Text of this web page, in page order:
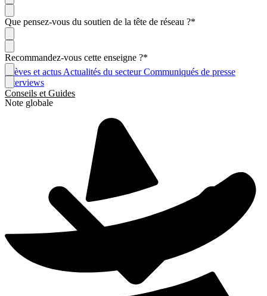
Brèves et actus Actualités du secteurCommuniqués de presse
Interviews
Conseils et Guides
Que pensez-vous du soutien de la tête de réseau ?*
Recommandez-vous cette enseigne ?*
Note globale